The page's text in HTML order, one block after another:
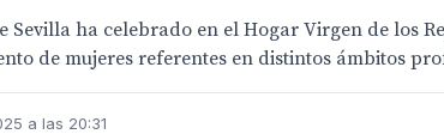
Sevilla ha celebrado en el Hogar Virgen de los
de mujeres referentes en distintos ámbitos
a las 20:31